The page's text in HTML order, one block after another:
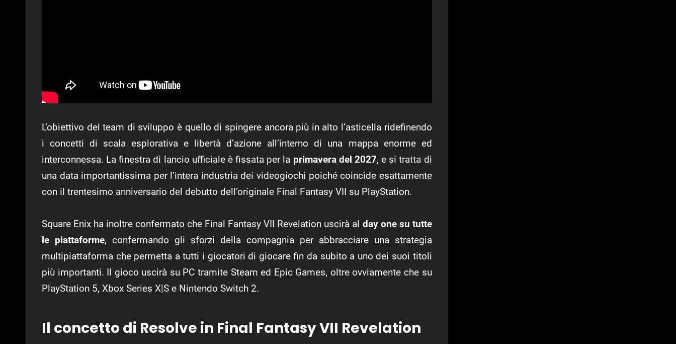
L’obiettivo del team di sviluppo è quello di spingere ancora più in alto l’asticella ridefinendo
i concetti di scala esplorativa e libertà d’azione all’interno di una mappa enorme ed
interconnessa. La finestra di lancio ufficiale è fissata per la primavera del 2027, e si tratta di
una data importantissima per l’intera industria dei videogiochi poiché coincide esattamente
con il trentesimo anniversario del debutto dell’originale Final Fantasy VII su PlayStation.
Square Enix ha inoltre confermato che Final Fantasy VII Revelation uscirà al day one su tutte
le piattaforme, confermando gli sforzi della compagnia per abbracciare una strategia
multipiattaforma che permetta a tutti i giocatori di giocare fin da subito a uno dei suoi titoli
più importanti. Il gioco uscirà su PC tramite Steam ed Epic Games, oltre ovviamente che su
PlayStation 5, Xbox Series X|S e Nintendo Switch 2.
Il concetto di Resolve in Final Fantasy VII Revelation